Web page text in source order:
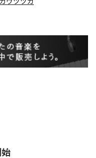
始